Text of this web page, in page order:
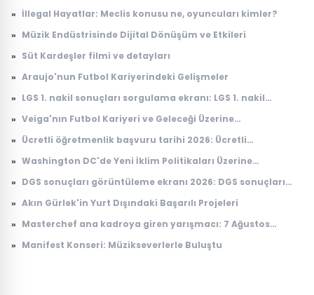
» İllegal Hayatlar: Meclis konusu ne, oyuncuları kimler?
» Müzik Endüstrisinde Dijital Dönüşüm ve Etkileri
» Süt Kardeşler filmi ve detayları
» Araujo'nun Futbol Kariyerindeki Gelişmeler
» LGS 1. nakil sonuçları sorgulama ekranı: LGS 1. nakil
» Veiga'nın Futbol Kariyeri ve Geleceği Üzerine
» Ücretli öğretmenlik başvuru tarihi 2026: Ücretli
» Washington DC'de Yeni İklim Politikaları Üzerine
» DGS sonuçları görüntüleme ekranı 2026: DGS sonuçları
» Akın Gürlek'in Yurt Dışındaki Başarılı Projeleri
» Masterchef ana kadroya giren yarışmacı: 7 Ağustos
» Manifest Konseri: Müzikseverlerle Buluştu